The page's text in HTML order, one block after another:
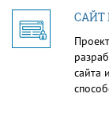
сайта